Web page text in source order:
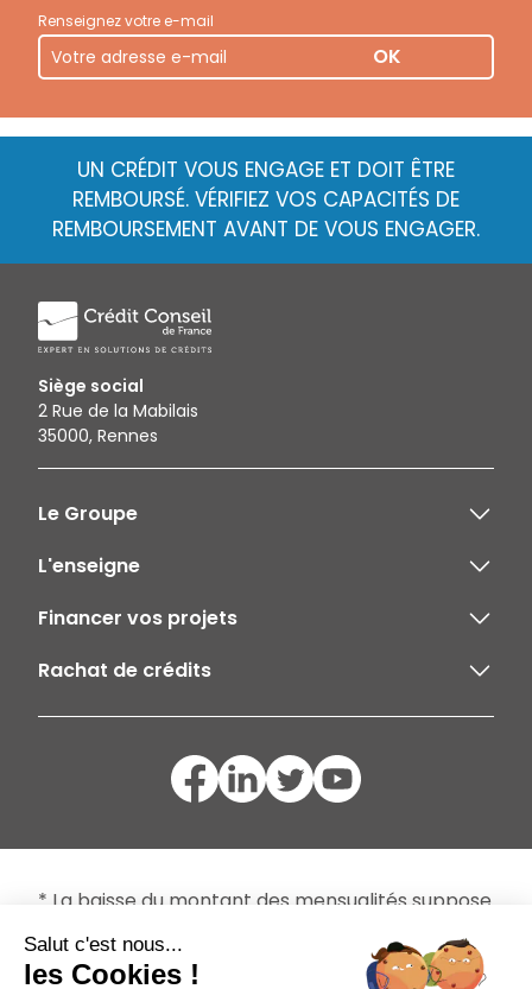
Renseignez votre e-mail
OK
UN CRÉDIT VOUS ENGAGE ET DOIT ÊTRE
REMBOURSÉ. VÉRIFIEZ VOS CAPACITÉS DE
REMBOURSEMENT AVANT DE VOUS ENGAGER.
Siège social
2 Rue de la Mabilais
35000, Rennes
Le Groupe
L'enseigne
Financer vos projets
Rachat de crédits
* La baisse du montant des mensualités suppose
et une majoration du coût total d'un ou de
Salut c'est nous...
les Cookies !